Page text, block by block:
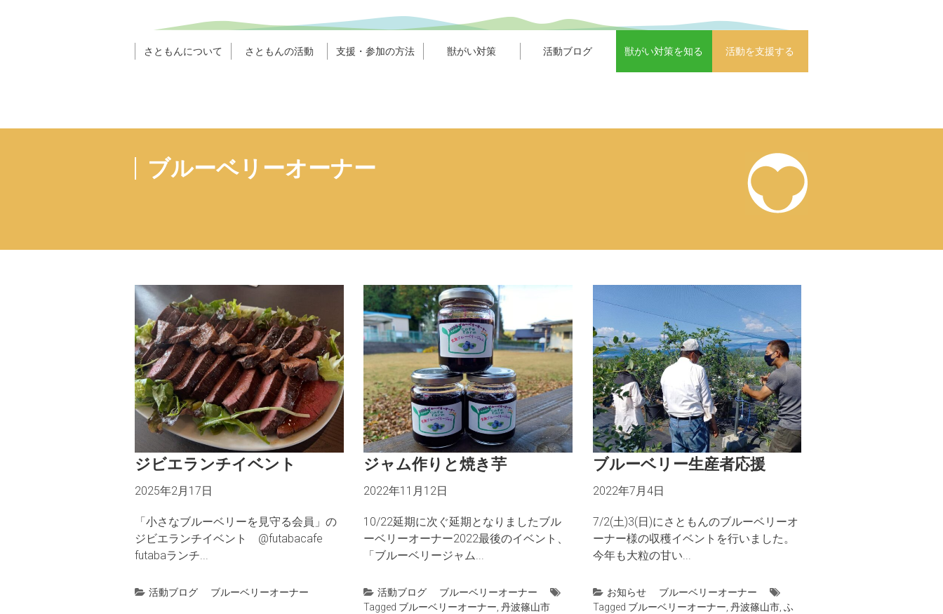
さともんについて さともんの活動 支援・参加の方法 獣がい対策 活動ブログ 獣がい対策を知る 活動を支援する
ブルーベリーオーナー
ジビエランチイベント
2025年2月17日
「小さなブルーベリーを見守る会員」の
ジビエランチイベント @futabacafe
futabaランチ...
活動ブログ ブルーベリーオーナー
ジャム作りと焼き芋
2022年11月12日
10/22延期に次ぐ延期となりましたブル
ーベリーオーナー2022最後のイベント、
「ブルーベリージャム...
活動ブログ
ブルーベリーオーナー
Tagged ブルーベリーオーナー ,丹波篠山市
ブルーベリー生産者応援
2022年7月4日
7/2(土)3(日)にさともんのブルーベリーオ
ーナー様の収穫イベントを行いました。
今年も大粒の甘い...
お知らせ
ブルーベリーオーナー
Tagged ブルーベリーオーナー 丹波篠山市, ふ